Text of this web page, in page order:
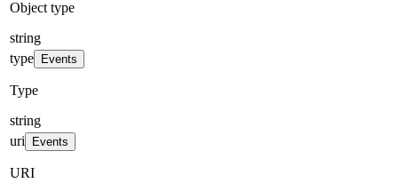
Object type
string
type
Events
Type
string
uri
Events
URI